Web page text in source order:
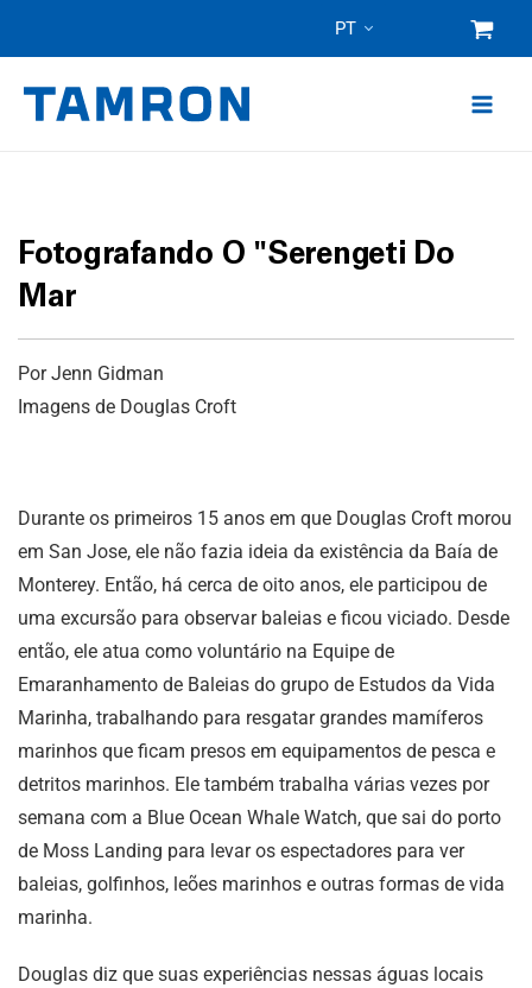
conteúdo
PT
Fotografando O "Serengeti Do
Mar
Por Jenn Gidman
Imagens de Douglas Croft
Durante os primeiros 15 anos em que Douglas Croft morou
em San Jose, ele não fazia ideia da existência da Baía de
Monterey. Então, há cerca de oito anos, ele participou de
uma excursão para observar baleias e ficou viciado. Desde
então, ele atua como voluntário na Equipe de
Emaranhamento de Baleias do grupo de Estudos da Vida
Marinha, trabalhando para resgatar grandes mamíferos
marinhos que ficam presos em equipamentos de pesca e
detritos marinhos. Ele também trabalha várias vezes por
semana com a Blue Ocean Whale Watch, que sai do porto
de Moss Landing para levar os espectadores para ver
baleias, golfinhos, leões marinhos e outras formas de vida
marinha.
Douglas diz que suas experiências nessas águas locais